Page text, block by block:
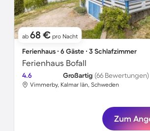
ab 68 € pro Nacht
Ferienhaus ∙ 6 Gäste ∙ 3 Schlafzimmer
Ferienhaus Bofall
4.6 Großartig (66 Bewertungen)
Vimmerby, Kalmar län, Schweden
Zum